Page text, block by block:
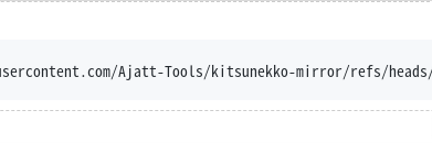
raw.githubusercontent.com/Ajatt-